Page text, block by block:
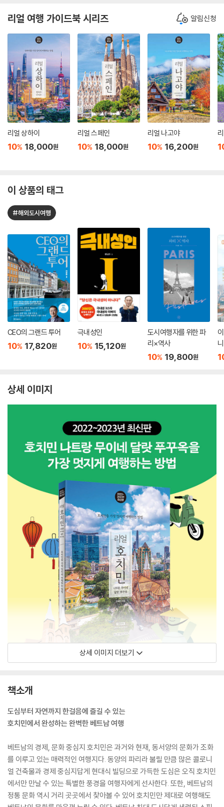
리얼 여행 가이드북 시리즈 알림신청
리얼 상하이
10% 18,000원
리얼 스페인
10% 18,000원
리얼 나고야
10% 16,200원
이 상품의 태그
#해외도시여행
CEO의 그랜드 투어
10% 17,820원
극내성인
10% 15,120원
도시여행자를 위한 파
리×역사
10% 19,800원
니
상세 이미지
상세 이미지 더보기
책소개
도심부터 자연까지 한걸음에 즐길 수 있는
호치민에서 완성하는 완벽한 베트남 여행
베트남의 경제, 문화 중심지 호치민은 과거와 현재, 동서양의 문화가 조화
를 이루고 있는 매력적인 여행지다. 동양의 파리라 불릴 만큼 많은 콜로니
얼 건축물과 경제 중심지답게 현대식 빌딩으로 가득한 도심은 오직 호치민
에서만 만날 수 있는 특별한 풍경을 여행자에게 선사한다. 또한, 베트남의
정통 문화 역시 거리 곳곳에서 찾아볼 수 있어 호치민만 제대로 여행해도